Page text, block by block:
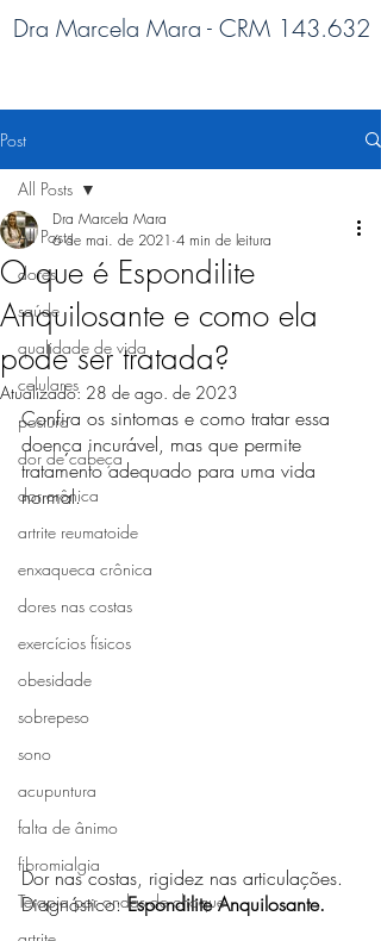
Dra Marcela Mara - CRM 143.632
Post
All Posts
dores
saúde
qualidade de vida
celulares
postura
dor de cabeça
dor crônica
artrite reumatoide
enxaqueca crônica
dores nas costas
exercícios físicos
obesidade
sobrepeso
sono
acupuntura
falta de ânimo
fibromialgia
Terapia por ondas de choque
All Posts
O que é Espondilite
Anquilosante e como ela
pode ser tratada?
Dra Marcela Mara
6 de mai. de 2021 4 min de leitura
Atualizado: 28 de ago. de 2023
Confira os sintomas e como tratar essa
doença incurável, mas que permite
tratamento adequado para uma vida
normal.
Dor nas costas, rigidez nas articulações.
Diagnóstico: Espondilite Anquilosante.